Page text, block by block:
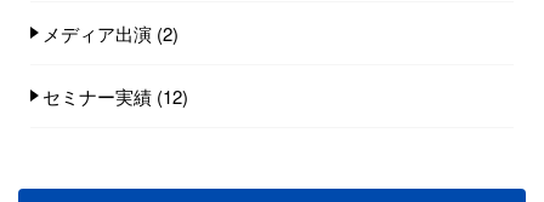
メディア出演 (2)
セミナー実績 (12)